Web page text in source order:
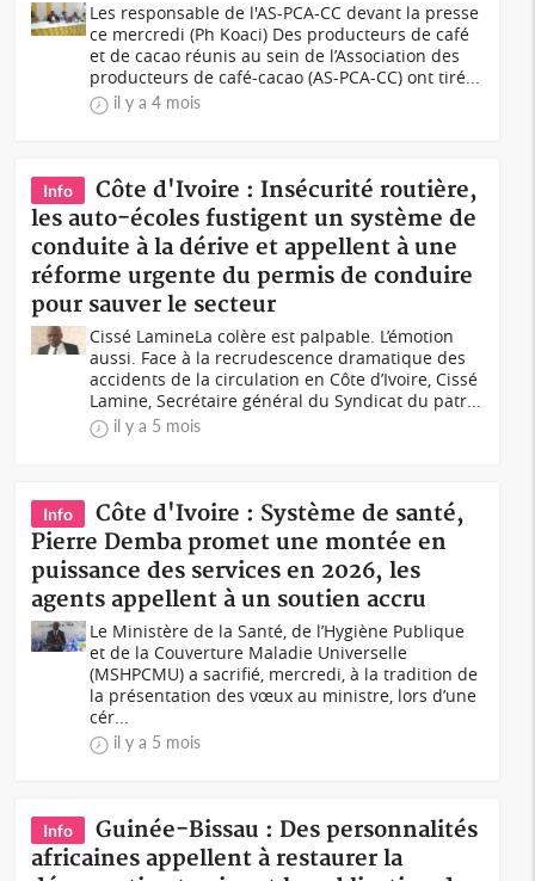
Les responsable de l'AS-PCA-CC devant la presse
ce mercredi (Ph Koaci) Des producteurs de café
et de cacao réunis au sein de l’Association des
producteurs de café-cacao (AS-PCA-CC) ont tiré...
il y a 4 mois
Info
Côte d'Ivoire : Insécurité routière,
les auto-écoles fustigent un système de
conduite à la dérive et appellent à une
réforme urgente du permis de conduire
pour sauver le secteur
Cissé LamineLa colère est palpable. L’émotion
aussi. Face à la recrudescence dramatique des
accidents de la circulation en Côte d’Ivoire, Cissé
Lamine, Secrétaire général du Syndicat du patr...
il y a 5 mois
Info
Côte d'Ivoire : Système de santé,
Pierre Demba promet une montée en
puissance des services en 2026, les
agents appellent à un soutien accru
Le Ministère de la Santé, de l’Hygiène Publique
et de la Couverture Maladie Universelle
(MSHPCMU) a sacrifié, mercredi, à la tradition de
la présentation des vœux au ministre, lors d’une
cér...
il y a 5 mois
Info
Guinée-Bissau : Des personnalités
africaines appellent à restaurer la